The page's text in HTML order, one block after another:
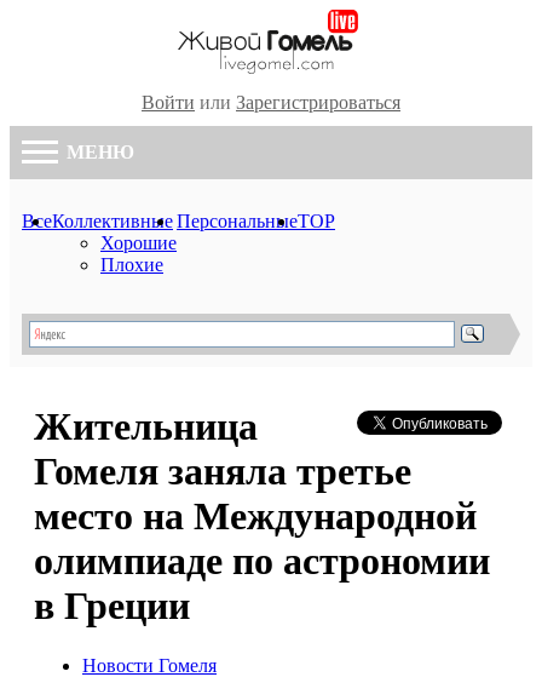
Войти или Зарегистрироваться
МЕНЮ
ВсеКоллективные
Хорошие
Плохие
ПерсональныеTOP
Жительница
Гомеля заняла третье
место на Международной
олимпиаде по астрономии
в Греции
Новости Гомеля